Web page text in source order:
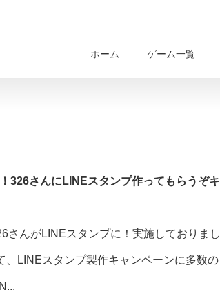
ホーム ゲーム一覧
326さんにLINEスタンプ作ってもらうぞキ
さんがLINEスタンプに！実施しておりまし
LINEスタンプ製作キャンペーンに多数の